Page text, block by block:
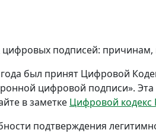
подписей:
был принят Цифровой
цифровой подписи».
в заметке Цифровой кодекс
подтверждения